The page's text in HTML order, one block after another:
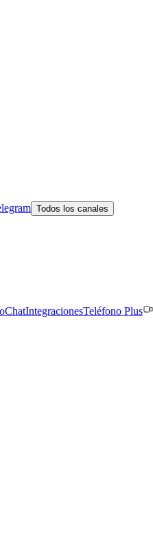
Todos los canales
IntegracionesTeléfono Plus